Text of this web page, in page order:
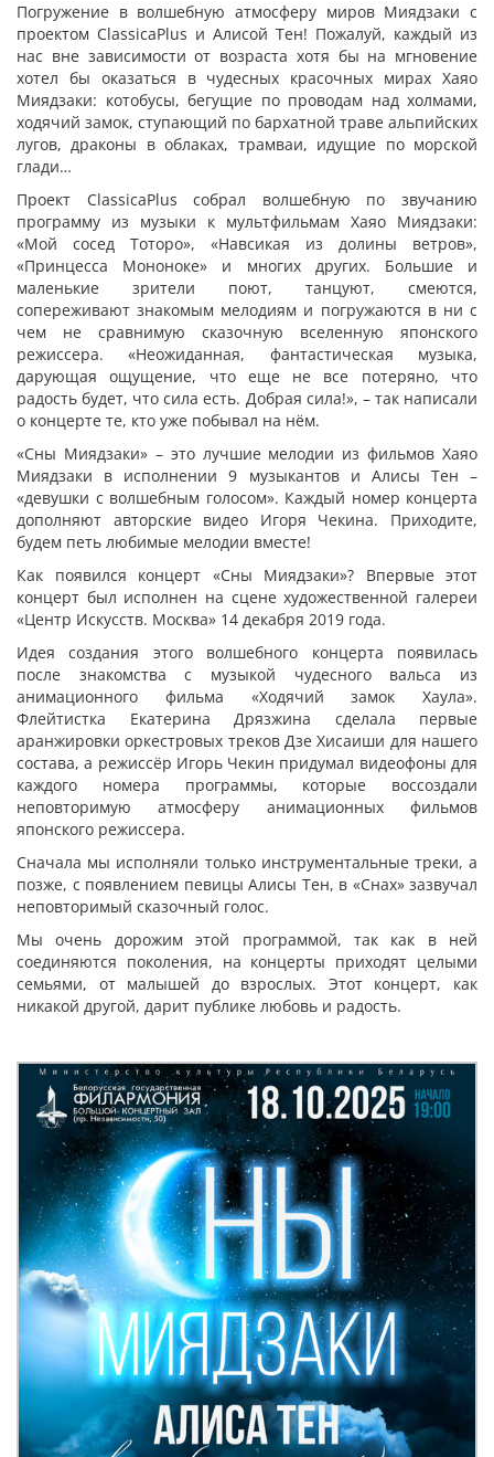
Погружение в волшебную атмосферу миров Миядзаки с
проектом ClassicaPlus и Алисой Тен! Пожалуй, каждый из
нас вне зависимости от возраста хотя бы на мгновение
хотел бы оказаться в чудесных красочных мирах Хаяо
Миядзаки: котобусы, бегущие по проводам над холмами,
ходячий замок, ступающий по бархатной траве альпийских
лугов, драконы в облаках, трамваи, идущие по морской
глади…
Проект ClassicaPlus собрал волшебную по звучанию
программу из музыки к мультфильмам Хаяо Миядзаки:
«Мой сосед Тоторо», «Навсикая из долины ветров»,
«Принцесса Мононоке» и многих других. Большие и
маленькие зрители поют, танцуют, смеются,
сопереживают знакомым мелодиям и погружаются в ни с
чем не сравнимую сказочную вселенную японского
режиссера. «Неожиданная, фантастическая музыка,
дарующая ощущение, что еще не все потеряно, что
радость будет, что сила есть. Добрая сила!», – так написали
о концерте те, кто уже побывал на нём.
«Сны Миядзаки» – это лучшие мелодии из фильмов Хаяо
Миядзаки в исполнении 9 музыкантов и Алисы Тен –
«девушки с волшебным голосом». Каждый номер концерта
дополняют авторские видео Игоря Чекина. Приходите,
будем петь любимые мелодии вместе!
Как появился концерт «Сны Миядзаки»? Впервые этот
концерт был исполнен на сцене художественной галереи
«Центр Искусств. Москва» 14 декабря 2019 года.
Идея создания этого волшебного концерта появилась
после знакомства с музыкой чудесного вальса из
анимационного фильма «Ходячий замок Хаула».
Флейтистка Екатерина Дрязжина сделала первые
аранжировки оркестровых треков Дзе Хисаиши для нашего
состава, а режиссёр Игорь Чекин придумал видеофоны для
каждого номера программы, которые воссоздали
неповторимую атмосферу анимационных фильмов
японского режиссера.
Сначала мы исполняли только инструментальные треки, а
позже, с появлением певицы Алисы Тен, в «Снах» зазвучал
неповторимый сказочный голос.
Мы очень дорожим этой программой, так как в ней
соединяются поколения, на концерты приходят целыми
семьями, от малышей до взрослых. Этот концерт, как
никакой другой, дарит публике любовь и радость.